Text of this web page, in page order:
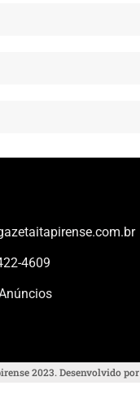
4609
2023. Desenvolvido por